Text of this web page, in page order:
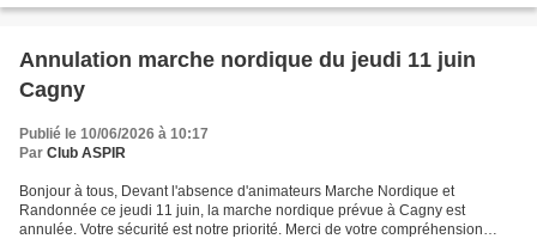
Annulation marche nordique du jeudi 11 juin
Cagny
Publié le 10/06/2026 à 10:17
Par Club ASPIR
Bonjour à tous, Devant l'absence d'animateurs Marche Nordique et
Randonnée ce jeudi 11 juin, la marche nordique prévue à Cagny est
annulée. Votre sécurité est notre priorité. Merci de votre compréhension